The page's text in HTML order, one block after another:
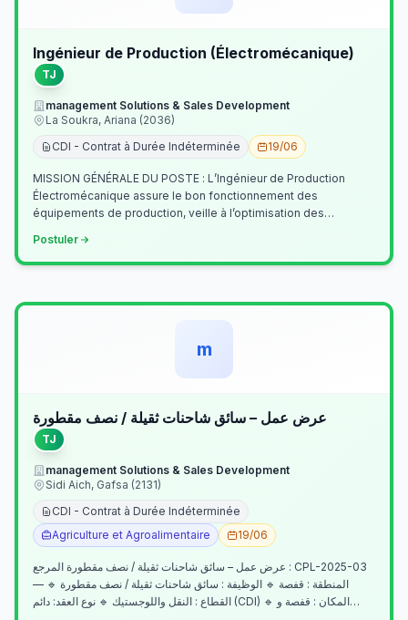
Ingénieur de Production (Électromécanique)
TJ
management Solutions & Sales Development
La Soukra, Ariana (2036)
CDI - Contrat à Durée Indéterminée
19/06
MISSION GÉNÉRALE DU POSTE : L’Ingénieur de Production
Électromécanique assure le bon fonctionnement des
équipements de production, veille à l’optimisation des
Postuler
m
عرض عمل – سائق شاحنات ثقيلة / نصف مقطورة
TJ
management Solutions & Sales Development
Sidi Aich, Gafsa (2131)
CDI - Contrat à Durée Indéterminée
Agriculture et Agroalimentaire
19/06
عرض عمل – سائق شاحنات ثقيلة / نصف مقطورة المرجع : CPL-2025-03
— المنطقة : قفصة 🔹 الوظيفة : سائق شاحنات ثقيلة / نصف مقطورة 🔹
القطاع : النقل واللوجستيك 🔹 نوع العقد: دائم (CDI) 🔹 المكان : قفصة و…